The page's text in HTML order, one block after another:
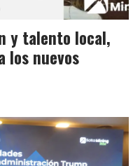
y talento local,
los nuevos